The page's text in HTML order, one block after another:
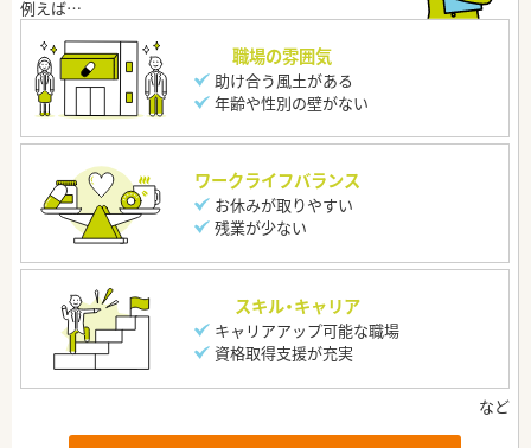
職場の雰囲気
助け合う風土がある
年齢や性別の壁がない
ワークライフバランス
お休みが取りやすい
残業が少ない
スキル・キャリア
キャリアアップ可能な職場
資格取得支援が充実